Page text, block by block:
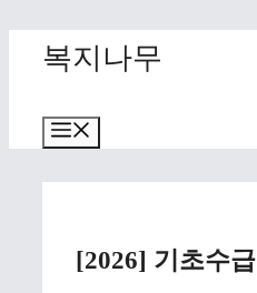
content
복지나무
[2026] 기초수급